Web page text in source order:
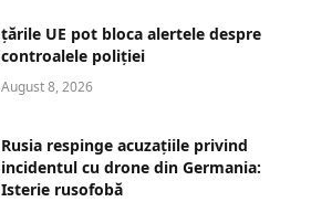
țările UE pot bloca alertele despre
controalele poliției
August 8, 2026
Rusia respinge acuzațiile privind
incidentul cu drone din Germania:
Isterie rusofobă